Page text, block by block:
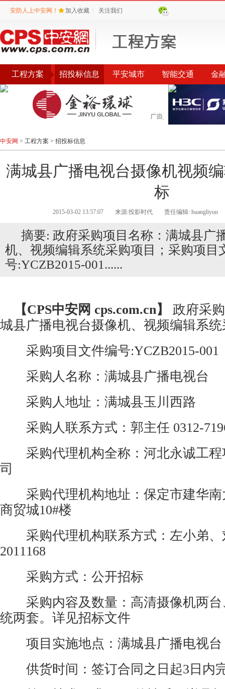
安防人上中安网！ 加入收藏 关注我们
工程方案 招投标信息 平安城市 智能交通 金
环保城管 智能社区
中安网 > 工程方案 > 招投标信息
满城县广播电视台摄像机视频
标
2015-03-02 13:57:07 来源:投影时代 责任编辑: huangliyun
摘要: 政府采购项目名称：满城县广
机、视频编辑系统采购项目；采购项目
号:YCZB2015-001......
【CPS中安网 cps.com.cn】
政府采
城县广播电视台摄像机、视频编辑系
采购项目文件编号:YCZB2015-001
采购人名称：满城县广播电视台
采购人地址：满城县玉川西路
采购人联系方式：郭主任 0312-
采购代理机构全称：河北永诚工程
司
采购代理机构地址：保定市建华南
商贸城10#楼
采购代理机构联系方式：左小弟、
2011168
采购方式：公开招标
采购内容及数量： 高清摄像机两
统两套。详见招标文件
项目实施地点：满城县广播电视台
供货时间：签订合同之日起3日内